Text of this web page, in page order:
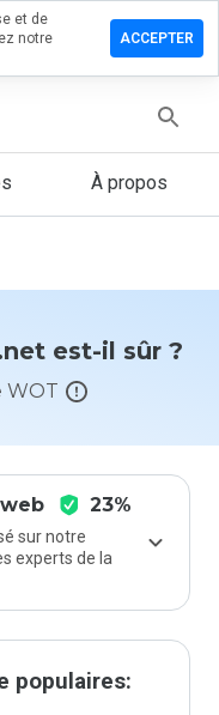
À propos
est-il sûr ?
WOT
23%
sur notre
experts de la
populaires:
et de
notre
ACCEPTER